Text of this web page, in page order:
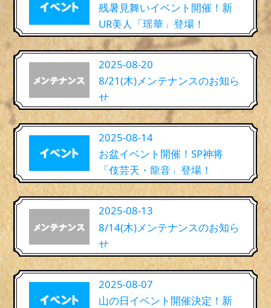
残暑見舞いイベント開催！新
UR美人「瑶華」登場！
2025-08-20
8/21(木)メンテナンスのお知ら
せ
2025-08-14
お盆イベント開催！SP神将
「伎芸天・龍音」登場！
2025-08-13
8/14(木)メンテナンスのお知ら
せ
2025-08-07
山の日イベント開催決定！新